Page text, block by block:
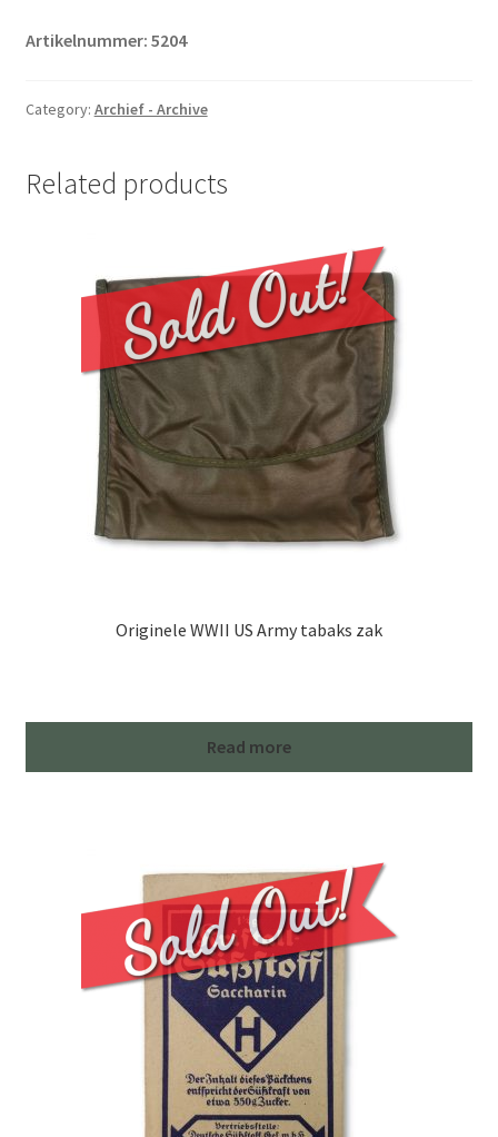
Artikelnummer: 5204
Category: Archief - Archive
Related products
Originele WWII US Army tabaks zak
Read more